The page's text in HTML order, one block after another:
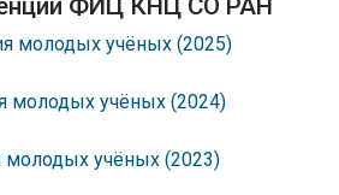
ФИЦ КНЦ СО РАН
молодых учёных (2025)
молодых учёных (2024)
учёных (2023)